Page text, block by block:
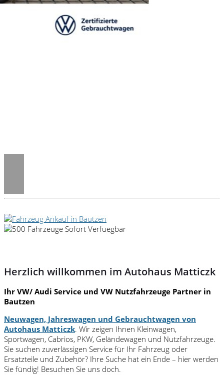
Herzlich willkommen im Autohaus Matticzk
Ihr VW/ Audi Service und VW Nutzfahrzeuge Partner in
Bautzen
Neuwagen, Jahreswagen und Gebrauchtwagen von
Autohaus Matticzk. Wir zeigen Ihnen Kleinwagen,
Sportwagen, Cabrios, PKW, Geländewagen und Nutzfahrzeuge.
Sie suchen zuverlässigen Service für Ihr Fahrzeug oder
Ersatzteile und Zubehör? Ihre Suche hat ein Ende – hier werden
Sie fündig! Besuchen Sie uns doch.